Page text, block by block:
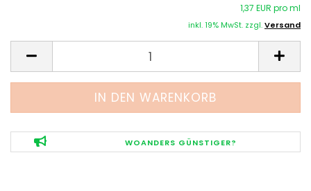
1,37 EUR pro ml
inkl. 19% MwSt. zzgl.Versand
WOANDERS GÜNSTIGER?